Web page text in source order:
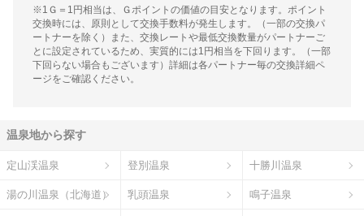
※1Ｇ＝1円相当は、Ｇポイントの価値の目安となります。ポイント
交換時には、原則として交換手数料が発生します。（一部の交換パ
ートナーを除く）また、交換レートや最低交換数量がパートナーご
とに設定されているため、実質的には1円相当を下回ります。（一部
下回らない場合もございます）詳細は各パートナー毎の交換詳細ペ
ージをご確認ください。
温泉地から探す
定山渓温泉 登別温泉 十勝川温泉
湯の川温泉（北海道） 乳頭温泉 鳴子温泉